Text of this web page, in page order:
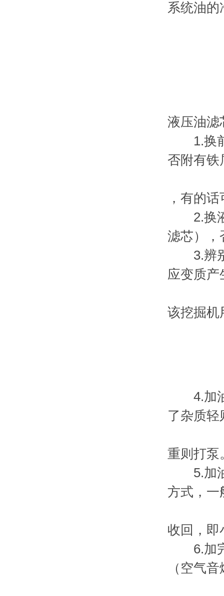
系统油
液压油滤
1.换前
否附有铁
，有的
2.换液
滤芯），
3.辨别
应变质产
该挖掘机
4.加油
了杂质轻
重则打泵
5.加油
方式，一
收回，即
6.加完
（空气